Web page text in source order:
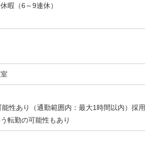
暇（6～9連休）
性あり（通勤範囲内：最大1時間以内）採用
転勤の可能性もあり